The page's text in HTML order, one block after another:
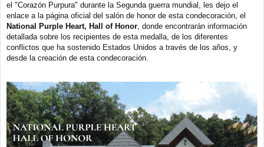
e
el "Corazón Purpura" durante la Segunda guerra mundial, les dejo el
enlace a la página oficial del salón de honor de esta condecoración, el
National Purple Heart, Hall of Honor, donde encontrarán información
detallada sobre los recipientes de esta medalla, de los diferentes
conflictos que ha sostenido Estados Unidos a través de los años, y
desde la creación de esta condecoración.